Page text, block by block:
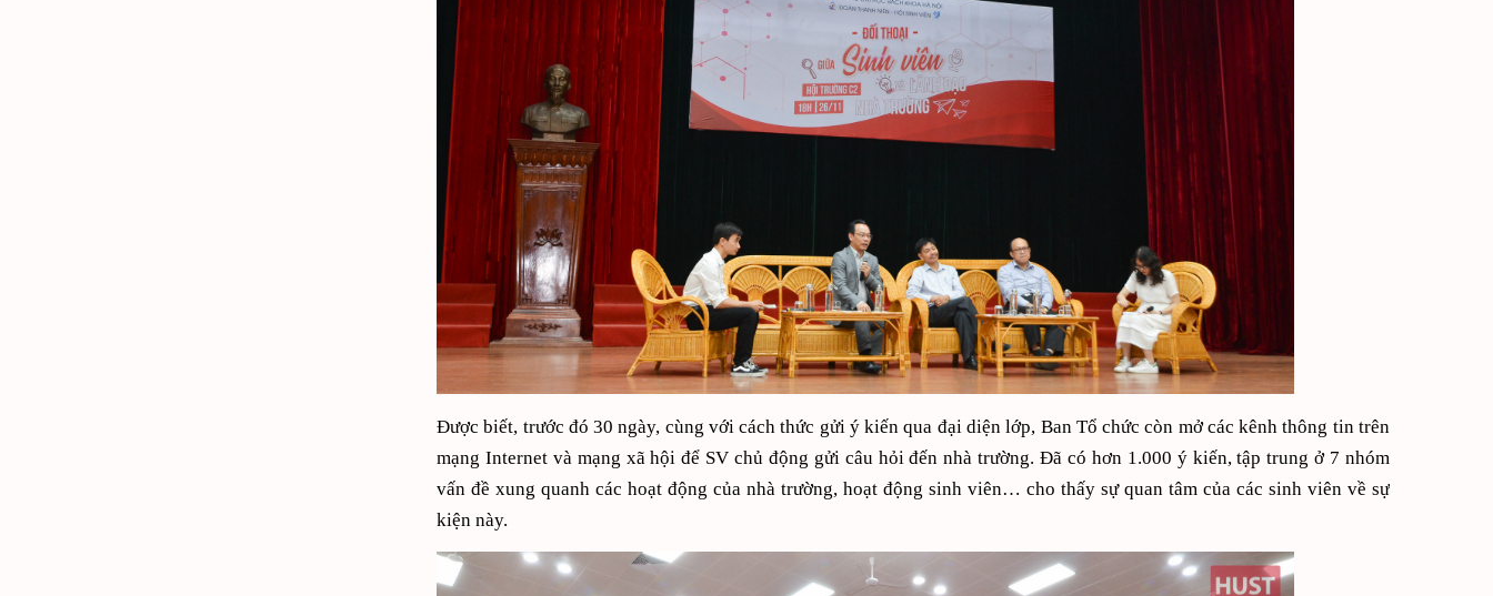
Được biết, trước đó 30 ngày, cùng với cách thức gửi ý kiến qua đại diện lớp, Ban Tổ chức còn mở các kênh thông tin trên
mạng Internet và mạng xã hội để SV chủ động gửi câu hỏi đến nhà trường. Đã có hơn 1.000 ý kiến, tập trung ở 7 nhóm
vấn đề xung quanh các hoạt động của nhà trường, hoạt động sinh viên… cho thấy sự quan tâm của các sinh viên về sự
kiện này.